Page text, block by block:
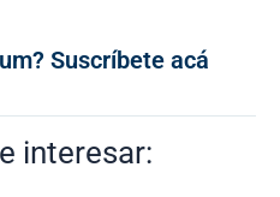
Suscríbete acá
interesar: